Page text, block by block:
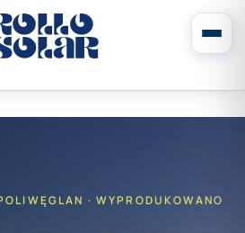
· WYPRODUKOWANO